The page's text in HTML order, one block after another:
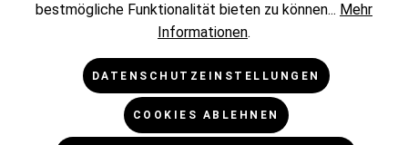
KUNDENINFORMATIONEN
RECHTLICHES
bestmögliche Funktionalität bieten zu können... Mehr
Informationen.
DATENSCHUTZEINSTELLUNGEN
COOKIES ABLEHNEN